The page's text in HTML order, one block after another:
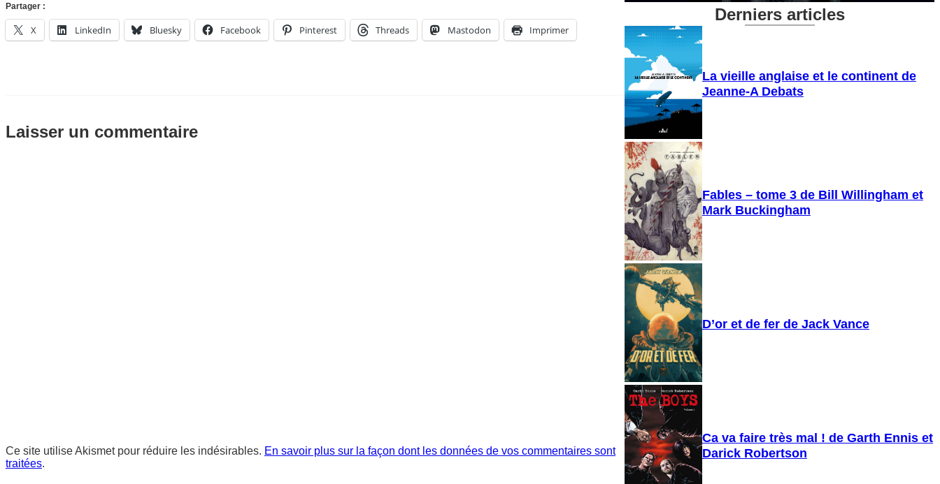
Partager :
X LinkedIn Bluesky Facebook Pinterest Threads Mastodon Imprimer
Laisser un commentaire
Ce site utilise Akismet pour réduire les indésirables. En savoir plus sur la façon dont les données de vos commentaires sont
traitées.
Derniers articles
La vieille anglaise et le continent de
Jeanne-A Debats
Fables – tome 3 de Bill Willingham et
Mark Buckingham
D’or et de fer de Jack Vance
Ca va faire très mal ! de Garth Ennis et
Darick Robertson